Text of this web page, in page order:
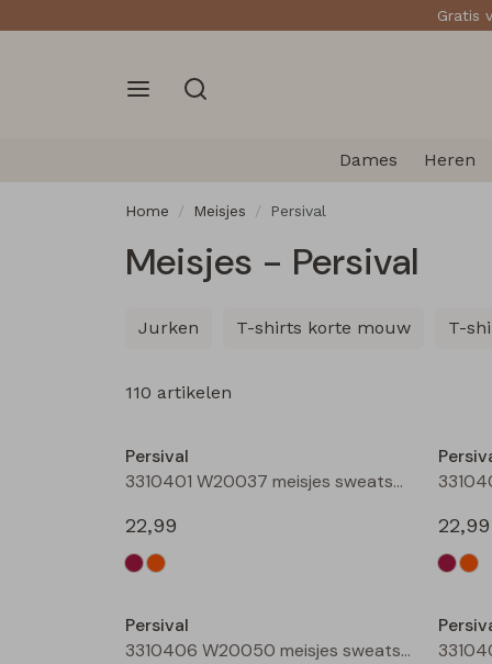
Gratis
Dames Heren
Home Meisjes Persival
Meisjes - Persival
T-shirts korte mouw T-
Jurken
110 artikelen
Persival
3310401 W20037 meisjes sweatshirt Bordeaux
22,99
22,99
Persival
3310406 W20050 meisjes sweatshirt Rose